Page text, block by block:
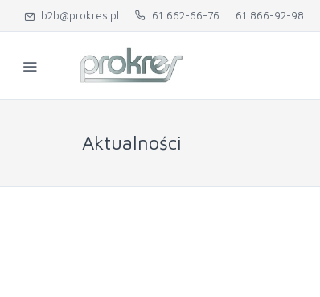
b2b@prokres.pl 61 662-66-76 61 866-92-98
Aktualności